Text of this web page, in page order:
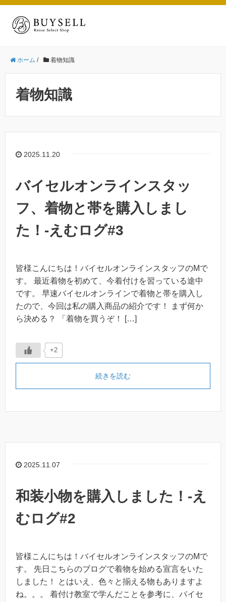
ホーム / 着物知識
着物知識
2025.11.20
バイセルオンラインスタッ
フ、着物と帯を購入しまし
た！-えむログ#3
皆様こんにちは！バイセルオンラインスタッフのMで
す。 最近着物を初めて、今着付けを習っている途中
です。 早速バイセルオンラインで着物と帯を購入し
たので、今回は私の購入商品の紹介です！ まず何か
ら決める？ 「着物を買うぞ！ […]
+2
続きを読む
2025.11.07
和装小物を購入しました！-え
むログ#2
皆様こんにちは！バイセルオンラインスタッフのMで
す。 先日こちらのブログで着物を始める宣言をいた
しました！ とはいえ、色々と揃える物もありますよ
ね。。。 着付け教室で学んだことを参考に、バイセ